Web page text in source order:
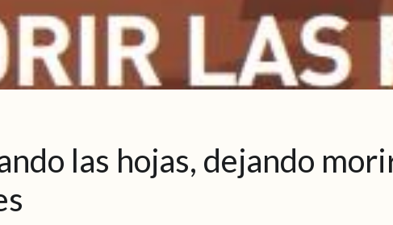
las hojas, dejando